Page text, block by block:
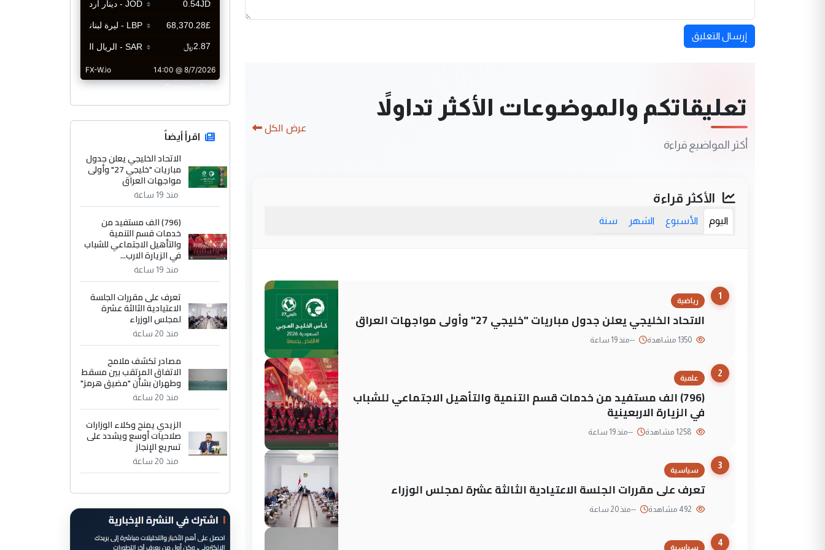
إرسال التعليق
تعليقاتكم والموضوعات الأكثر تداولاً
أكثر المواضيع قراءة
عرض الكل
الأكثر قراءة
اليوم الأسبوع الشهر سنة
1
رياضية
الاتحاد الخليجي يعلن جدول مباريات "خليجي 27" وأولى مواجهات العراق
--منذ 19 ساعة
2
علمية
(796) الف مستفيد من خدمات قسم التنمية والتأهيل الاجتماعي للشباب
في الزيارة الاربعينية
--منذ 19 ساعة
3
سياسية
تعرف على مقررات الجلسة الاعتيادية الثالثة عشرة لمجلس الوزراء
--منذ 20 ساعة
4
سياسية
CurrencyRate
اقرأ أيضاً
الاتحاد الخليجي يعلن جدول
مباريات "خليجي 27" وأولى
مواجهات العراق
منذ 19 ساعة
(796) الف مستفيد من
خدمات قسم التنمية
والتأهيل الاجتماعي للشباب
في الزيارة الارب...
منذ 19 ساعة
تعرف على مقررات الجلسة
الاعتيادية الثالثة عشرة
لمجلس الوزراء
منذ 20 ساعة
مصادر تكشف ملامح
الاتفاق المرتقب بين مسقط
وطهران بشأن "مضيق هرمز"
منذ 20 ساعة
الزيدي يمنح وكلاء الوزارات
صلاحيات أوسع ويشدد على
تسريع الإنجاز
منذ 20 ساعة